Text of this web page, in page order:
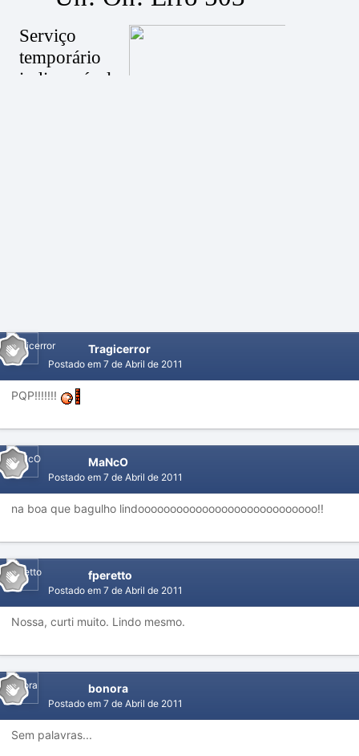
Tragicerror
Postado em 7 de Abril de 2011
PQP!!!!!!!
MaNcO
Postado em 7 de Abril de 2011
na boa que bagulho lindoooooooooooooooooooooooooooo!!
fperetto
Postado em 7 de Abril de 2011
Nossa, curti muito. Lindo mesmo.
bonora
Postado em 7 de Abril de 2011
Sem palavras...